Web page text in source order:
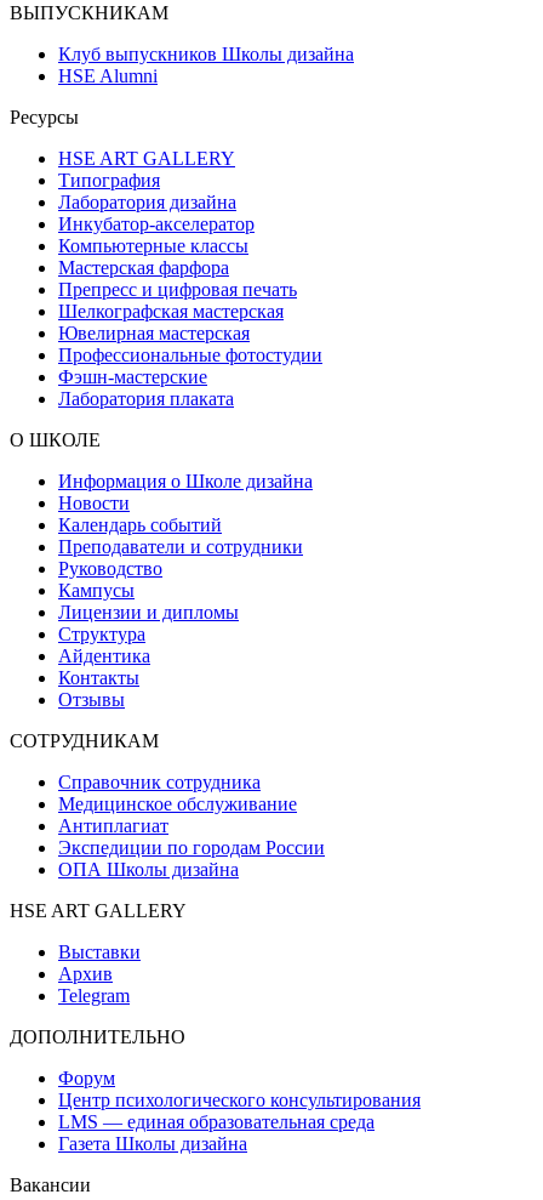
ВЫПУСКНИКАМ
Клуб выпускников Школы дизайна
HSE Alumni
Ресурсы
HSE ART GALLERY
Типография
Лаборатория дизайна
Инкубатор-акселератор
Компьютерные классы
Мастерская фарфора
Препресс и цифровая печать
Шелкографская мастерская
Ювелирная мастерская
Профессиональные фотостудии
Фэшн-мастерские
Лаборатория плаката
О ШКОЛЕ
Информация о Школе дизайна
Новости
Календарь событий
Преподаватели и сотрудники
Руководство
Кампусы
Лицензии и дипломы
Структура
Айдентика
Контакты
Отзывы
СОТРУДНИКАМ
Справочник сотрудника
Медицинское обслуживание
Антиплагиат
Экспедиции по городам России
ОПА Школы дизайна
HSE ART GALLERY
Выставки
Архив
Telegram
ДОПОЛНИТЕЛЬНО
Форум
Центр психологического консультирования
LMS — единая образовательная среда
Газета Школы дизайна
Вакансии